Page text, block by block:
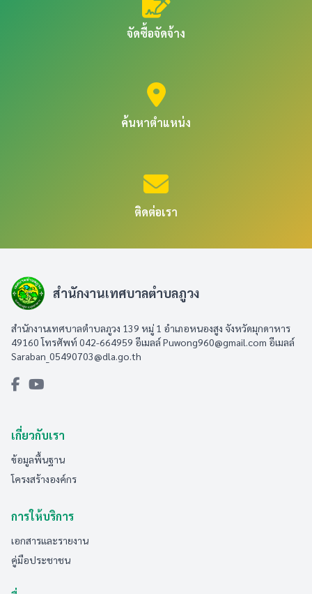
จัดซื้อจัดจ้าง
ค้นหาตำแหน่ง
ติดต่อเรา
สำนักงานเทศบาลตำบลภูวง
สำนักงานเทศบาลตำบลภูวง 139 หมู่ 1 อำเภอหนองสูง จังหวัดมุกดาหาร
49160 โทรศัพท์ 042-664959 อีเมลล์Puwong960@gmail.com อีเมลล์
Saraban_05490703@dla.go.th
เกี่ยวกับเรา
ข้อมูลพื้นฐาน
โครงสร้างองค์กร
การให้บริการ
เอกสารและรายงาน
คู่มือประชาชน